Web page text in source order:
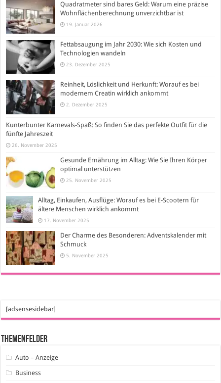
Quadratmeter sind bares Geld: Warum eine präzise
Wohnflächenberechnung unverzichtbar ist
19. Januar 2026
Fettabsaugung im Jahr 2030: Wie sich Kosten und
Technologien wandeln
23. Dezember 2025
Reinheit, Löslichkeit und Herkunft: Worauf es bei
modernem Creatin wirklich ankommt
2. Dezember 2025
Kunterbunter Karnevals-Spaß: So finden Sie das perfekte Outfit für die
fünfte Jahreszeit
26. November 2025
Gesunde Ernährung im Alltag: Wie Sie Ihren Körper
optimal unterstützen
25. November 2025
Alltag, Einkaufen, Ausflüge: Worauf es bei E-Scootern für
ältere Menschen wirklich ankommt
17. November 2025
Der Charme des Besonderen: Adventskalender mit
Schmuck
5. November 2025
[adsensesidebar]
Themenfelder
Auto – Anzeige
Business